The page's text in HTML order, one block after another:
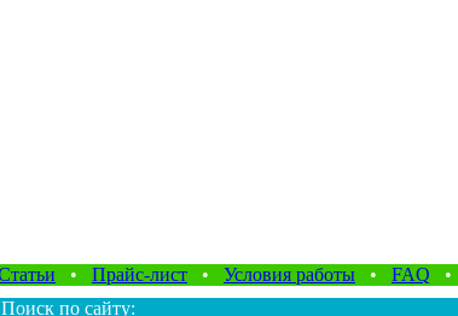
• Прайс-лист • Условия работы • FAQ •
по сайту: